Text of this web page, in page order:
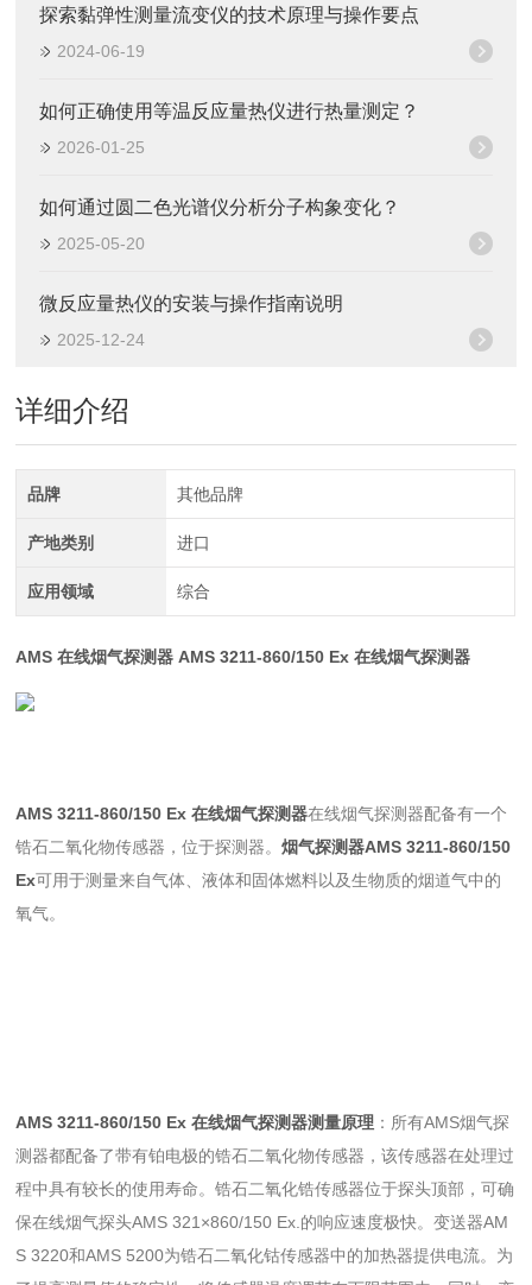
探索黏弹性测量流变仪的技术原理与操作要点
2024-06-19
如何正确使用等温反应量热仪进行热量测定？
2026-01-25
如何通过圆二色光谱仪分析分子构象变化？
2025-05-20
微反应量热仪的安装与操作指南说明
2025-12-24
详细介绍
品牌 其他品牌
产地类别 进口
应用领域 综合
AMS 在线烟气探测器 AMS 3211-860/150 Ex 在线烟气探测器
AMS 3211-860/150 Ex 在线烟气探测器在线烟气探测器配备有一个
锆石二氧化物传感器，位于探测器。烟气探测器AMS 3211-860/150
Ex可用于测量来自气体、液体和固体燃料以及生物质的烟道气中的
氧气。
AMS 3211-860/150 Ex 在线烟气探测器测量原理 ：所有AMS烟气探
测器都配备了带有铂电极的锆石二氧化物传感器，该传感器在处理过
程中具有较长的使用寿命。锆石二氧化锆传感器位于探头顶部，可确
保在线烟气探头AMS 321×860/150 Ex.的响应速度极快。变送器AM
S 3220和AMS 5200为锆石二氧化钴传感器中的加热器提供电流。为